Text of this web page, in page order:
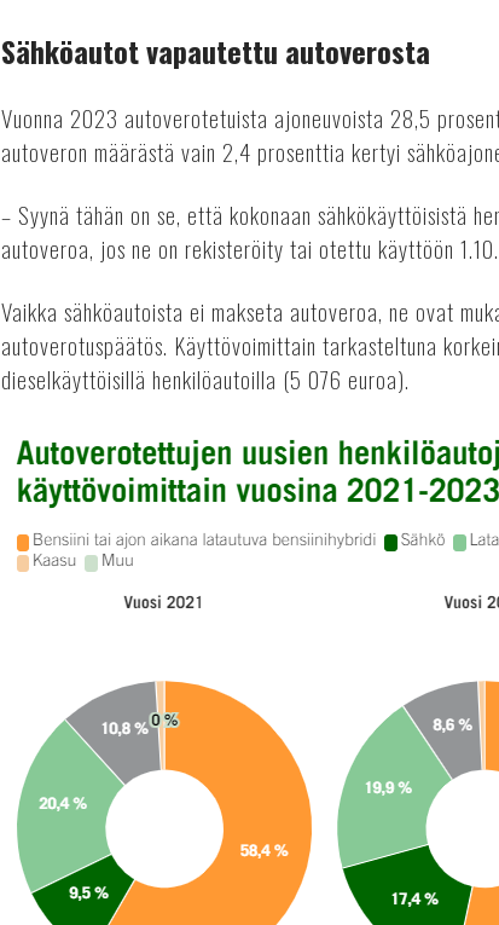
Sähköautot vapautettu autoverosta
Vuonna 2023 autoverotetuista ajoneuvoista 28,5
autoveron määrästä vain 2,4 prosenttia kertyi
– Syynä tähän on se, että kokonaan sähkökäyttöisistä
autoveroa, jos ne on rekisteröity tai otettu käyttöön
Vaikka sähköautoista ei makseta autoveroa, ne ovat
autoverotuspäätös. Käyttövoimittain tarkasteltuna
dieselkäyttöisillä henkilöautoilla (5 076 euroa).